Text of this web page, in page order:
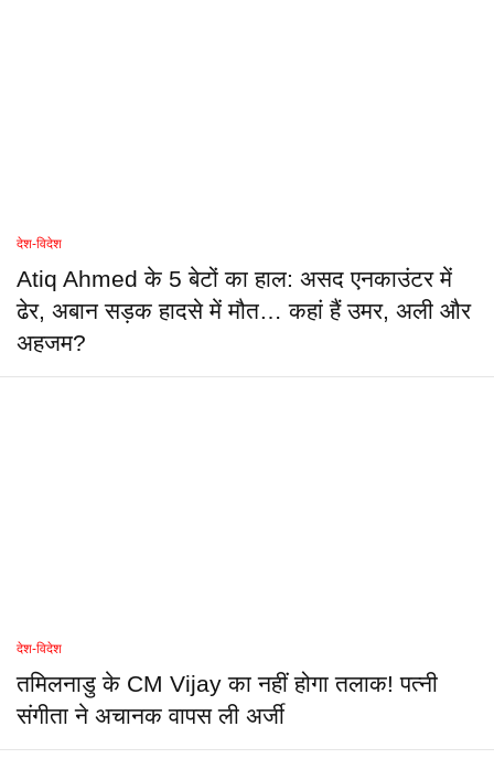
देश-विदेश
Atiq Ahmed के 5 बेटों का हाल: असद एनकाउंटर में
ढेर, अबान सड़क हादसे में मौत… कहां हैं उमर, अली और
अहजम?
देश-विदेश
तमिलनाडु के CM Vijay का नहीं होगा तलाक! पत्नी
संगीता ने अचानक वापस ली अर्जी